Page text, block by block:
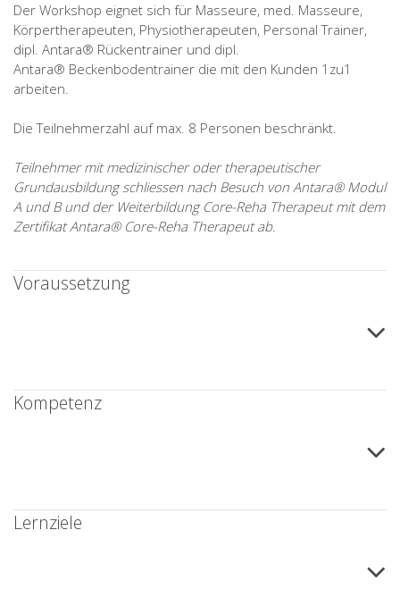
Der Workshop eignet sich für Masseure, med. Masseure,
Körpertherapeuten, Physiotherapeuten, Personal Trainer,
dipl. Antara® Rückentrainer und dipl.
Antara® Beckenbodentrainer die mit den Kunden 1zu1
arbeiten.
Die Teilnehmerzahl auf max. 8 Personen beschränkt.
Teilnehmer mit medizinischer oder therapeutischer
Grundausbildung schliessen nach Besuch von Antara® Modul
A und B und der Weiterbildung Core-Reha Therapeut mit dem
Zertifikat Antara® Core-Reha Therapeut ab.
Voraussetzung
Kompetenz
Lernziele